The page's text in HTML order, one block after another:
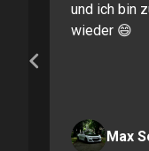
und ich bin
wieder 😄
Max